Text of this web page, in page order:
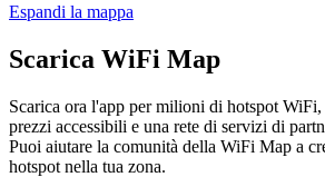
Espandi la mappa
Scarica WiFi Map
Scarica ora l'app per milioni di hotspot
prezzi accessibili e una rete di servizi di
Puoi aiutare la comunità della WiFi Map a
hotspot nella tua zona.